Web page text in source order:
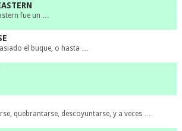
fue un …
el buque, o hasta …
quebrantarse, descoyuntarse, y a veces …